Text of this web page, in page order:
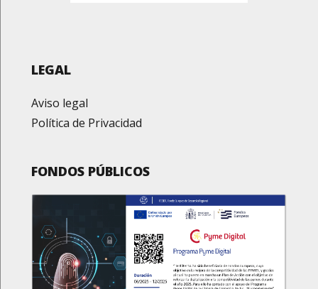
LEGAL
Aviso legal
Política de Privacidad
FONDOS PÚBLICOS